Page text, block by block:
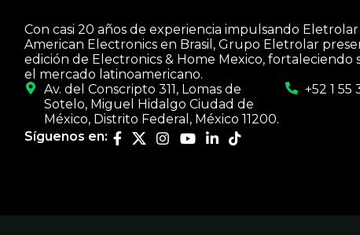
Con casi 20 años de experiencia impulsando
American Electronics en Brasil, Grupo Eletrolar
edición de Electronics & Home Mexico, fortaleciendo
el mercado latinoamericano.
Av. del Conscripto 311, Lomas de
Sotelo, Miguel Hidalgo Ciudad de
México, Distrito Federal, México 11200.
+52 1 55
Síguenos en: